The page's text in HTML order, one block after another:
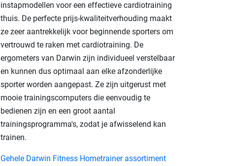
instapmodellen voor een effectieve cardiotraining
thuis. De perfecte prijs-kwaliteitverhouding maakt
ze zeer aantrekkelijk voor beginnende sporters om
vertrouwd te raken met cardiotraining. De
ergometers van Darwin zijn individueel verstelbaar
en kunnen dus optimaal aan elke afzonderlijke
sporter worden aangepast. Ze zijn uitgerust met
mooie trainingscomputers die eenvoudig te
bedienen zijn en een groot aantal
trainingsprogramma's, zodat je afwisselend kan
trainen.
Gehele Darwin Fitness Hometrainer assortiment